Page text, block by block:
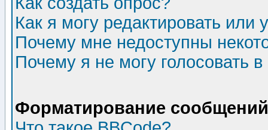
Как я могу редактировать или
Почему мне недоступны
Почему я не могу голосовать
Форматирование